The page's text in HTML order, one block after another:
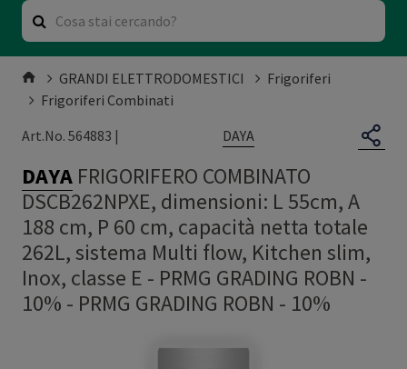
GRANDI ELETTRODOMESTICI
Frigoriferi
Frigoriferi Combinati
Art.No. 564883 |
DAYA
DAYA FRIGORIFERO COMBINATO
DSCB262NPXE, dimensioni: L 55cm, A
188 cm, P 60 cm, capacità netta totale
262L, sistema Multi flow, Kitchen slim,
Inox, classe E - PRMG GRADING ROBN -
10% - PRMG GRADING ROBN - 10%